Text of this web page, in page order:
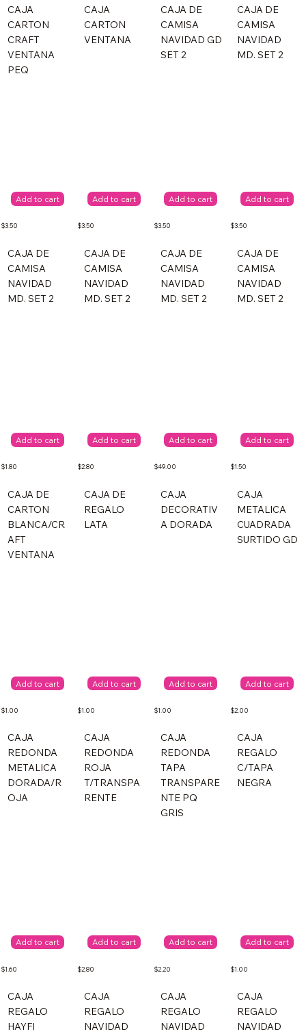
CAJA
CARTON
CRAFT
VENTANA
PEQ
CAJA
CARTON
VENTANA
CAJA DE
CAMISA
NAVIDAD GD
SET 2
CAJA DE
CAMISA
NAVIDAD
MD. SET 2
Add to cart
$3.50
CAJA DE
CAMISA
NAVIDAD
MD. SET 2
Add to cart
$3.50
CAJA DE
CAMISA
NAVIDAD
MD. SET 2
Add to cart
$3.50
CAJA DE
CAMISA
NAVIDAD
MD. SET 2
Add to cart
$3.50
CAJA DE
CAMISA
NAVIDAD
MD. SET 2
Add to cart
$1.80
CAJA DE
CARTON
BLANCA/CR
AFT
VENTANA
Add to cart
$2.80
CAJA DE
REGALO
LATA
Add to cart
$49.00
CAJA
DECORATIV
A DORADA
Add to cart
$1.50
CAJA
METALICA
CUADRADA
SURTIDO GD
Add to cart
$1.00
CAJA
REDONDA
METALICA
DORADA/R
OJA
Add to cart
$1.00
CAJA
REDONDA
ROJA
T/TRANSPA
RENTE
Add to cart
$1.00
CAJA
REDONDA
TAPA
TRANSPARE
NTE PQ
GRIS
Add to cart
$2.00
CAJA
REGALO
C/TAPA
NEGRA
Add to cart
$1.60
CAJA
REGALO
HAYFI
Add to cart
$2.80
CAJA
REGALO
NAVIDAD
Add to cart
$2.20
CAJA
REGALO
NAVIDAD
Add to cart
$1.00
CAJA
REGALO
NAVIDAD